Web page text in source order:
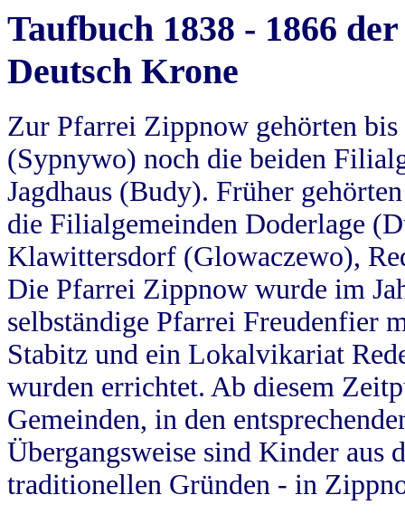
Taufbuch 1838 - 1866
Deutsch Krone
Zur Pfarrei Zippnow gehörten
(Sypnywo) noch die beiden
Jagdhaus (Budy). Früher
die Filialgemeinden Doderlage
Klawittersdorf (Glowaczewo),
Die Pfarrei Zippnow wurde im
selbständige Pfarrei Freudenfier
Stabitz und ein Lokalvikariat
wurden errichtet. Ab diesem
Gemeinden, in den
Übergangsweise sind Kinder aus
traditionellen Gründen - in